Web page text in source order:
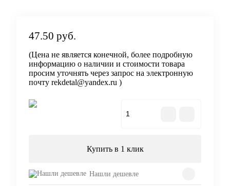
47.50 руб.
(Цена не является конечной, более подробную
информацию о наличии и стоимости товара
просим уточнять через запрос на электронную
почту rekdetal@yandex.ru )
Купить в 1 клик
Нашли дешевле